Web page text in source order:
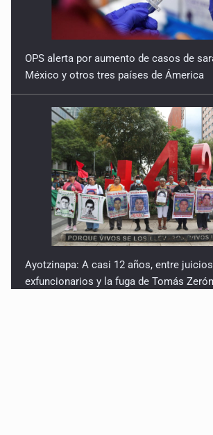
México y otros tres países de Ámerica
exfuncionarios y la fuga de Tomás Zerón